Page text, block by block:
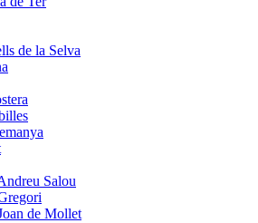
de la Selva
Salou
de Mollet